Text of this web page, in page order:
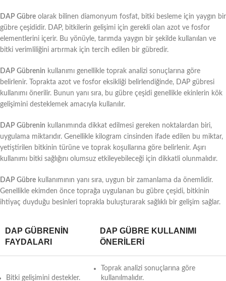
DAP Gübre olarak bilinen diamonyum fosfat, bitki besleme için yaygın bir
gübre çeşididir. DAP, bitkilerin gelişimi için gerekli olan azot ve fosfor
elementlerini içerir. Bu yönüyle, tarımda yaygın bir şekilde kullanılan ve
bitki verimliliğini artırmak için tercih edilen bir gübredir.
DAP Gübrenin kullanımı genellikle toprak analizi sonuçlarına göre
belirlenir. Toprakta azot ve fosfor eksikliği belirlendiğinde, DAP gübresi
kullanımı önerilir. Bunun yanı sıra, bu gübre çeşidi genellikle ekinlerin kök
gelişimini desteklemek amacıyla kullanılır.
DAP Gübrenin kullanımında dikkat edilmesi gereken noktalardan biri,
uygulama miktarıdır. Genellikle kilogram cinsinden ifade edilen bu miktar,
yetiştirilen bitkinin türüne ve toprak koşullarına göre belirlenir. Aşırı
kullanımı bitki sağlığını olumsuz etkileyebileceği için dikkatli olunmalıdır.
DAP Gübre kullanımının yanı sıra, uygun bir zamanlama da önemlidir.
Genellikle ekimden önce toprağa uygulanan bu gübre çeşidi, bitkinin
ihtiyaç duyduğu besinleri toprakla buluşturarak sağlıklı bir gelişim sağlar.
DAP GÜBRENIN
FAYDALARI
DAP GÜBRE KULLANIMI
ÖNERILERI
Bitki gelişimini destekler.
Toprak analizi sonuçlarına göre
kullanılmalıdır.